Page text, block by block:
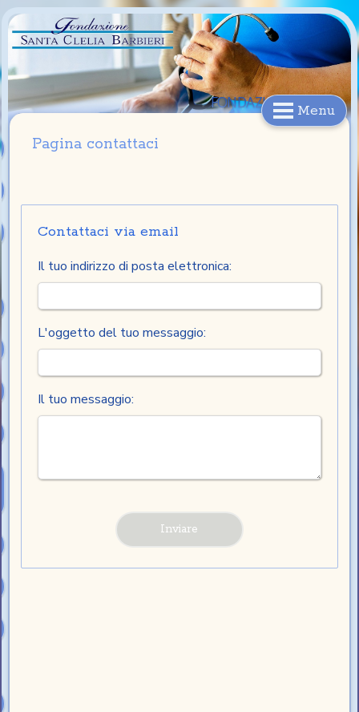
FONDAZIONE
S.CLELIA BARBIERI
Menu
Pagina contattaci
Contattaci via email
Il tuo indirizzo di posta elettronica:
L'oggetto del tuo messaggio:
Il tuo messaggio: